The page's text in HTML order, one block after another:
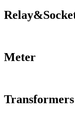
Meter
Transformers